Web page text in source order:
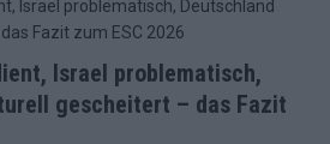
Israel problematisch,
gescheitert – das Fazit